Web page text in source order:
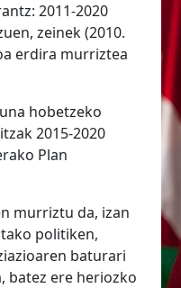
2011-2020
zeinek (2010.
erdira murriztea
hobetzeko
2015-2020
Plan
murriztu da, izan
politiken,
baturari
batez ere heriozko